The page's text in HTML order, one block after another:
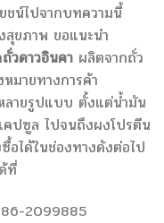
ชน์ไปจากบทความนี้
สุขภาพ ขอแนะนำ
ถั่วดาวอินคา ผลิตจากถั่ว
มายทางการค้า
ลายรูปแบบ ตั้งแต่น้ำมัน
ปซูล ไปจนถึงผงโปรตีน
อได้ในช่องทางดังต่อไป
ที่
2099885